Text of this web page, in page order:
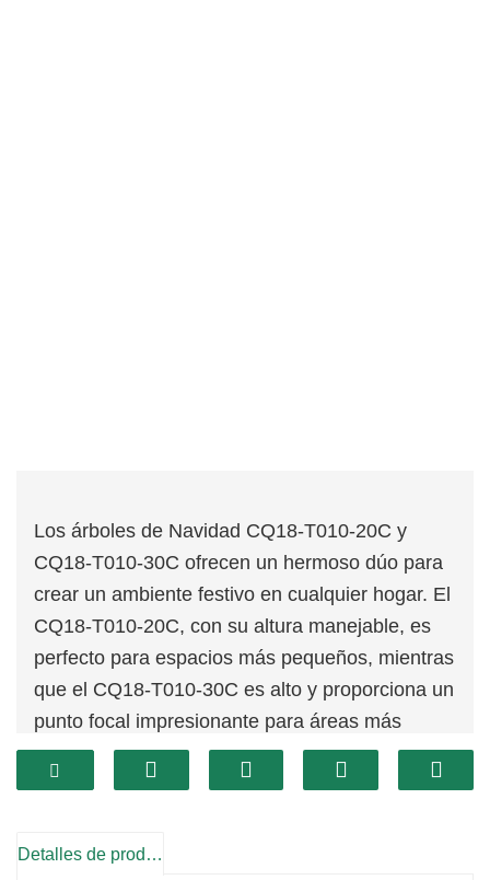
Los árboles de Navidad CQ18-T010-20C y
CQ18-T010-30C ofrecen un hermoso dúo para
crear un ambiente festivo en cualquier hogar. El
CQ18-T010-20C, con su altura manejable, es
perfecto para espacios más pequeños, mientras
que el CQ18-T010-30C es alto y proporciona un
punto focal impresionante para áreas más
grandes. Ambos árboles exhiben ramas de un
verde vibrante que replican la apariencia
reales, invitando al espíritu de las fiestas a su
Detalles de producto